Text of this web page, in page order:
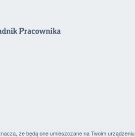
że będą one umieszczane na Twoim urządzeniu.